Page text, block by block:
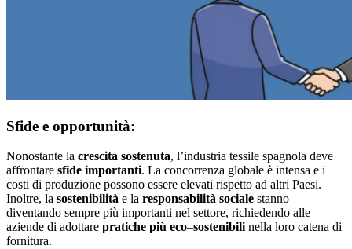
Sfide e opportunità:
Nonostante la crescita sostenuta, l’industria tessile spagnola deve
affrontare sfide importanti. La concorrenza globale è intensa e i
costi di produzione possono essere elevati rispetto ad altri Paesi.
Inoltre, la sostenibilità e la responsabilità sociale stanno
diventando sempre più importanti nel settore, richiedendo alle
aziende di adottare pratiche più eco–sostenibilinella loro catena di
fornitura.